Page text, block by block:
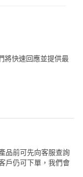
將快速回應並提供最
品前可先向客服查詢
戶仍可下單，我們會